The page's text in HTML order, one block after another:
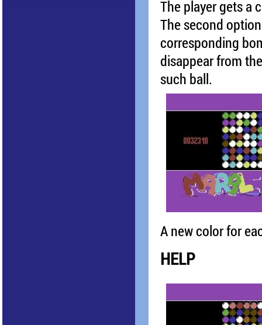
The player gets a
The second
corresponding
disappear from
such ball.
A new color for
HELP